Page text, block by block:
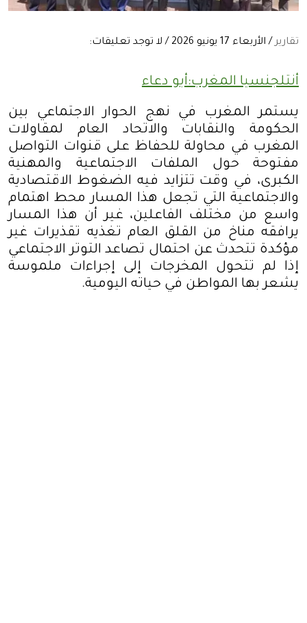
تقارير/ الأربعاء 17 يونيو 2026 / لا توجد تعليقات:
أنتلجنسيا المغرب:أبو دعاء
يستمر المغرب في نهج الحوار الاجتماعي بين
الحكومة والنقابات والاتحاد العام لمقاولات
المغرب في محاولة للحفاظ على قنوات التواصل
مفتوحة حول الملفات الاجتماعية والمهنية
الكبرى، في وقت تتزايد فيه الضغوط الاقتصادية
والاجتماعية التي تجعل هذا المسار محط اهتمام
واسع من مختلف الفاعلين، غير أن هذا المسار
يرافقه مناخ من القلق العام تغذيه تقذيرات غير
مؤكدة تتحدث عن احتمال تصاعد التوتر الاجتماعي
إذا لم تتحول المخرجات إلى إجراءات ملموسة
يشعر بها المواطن في حياته اليومية.